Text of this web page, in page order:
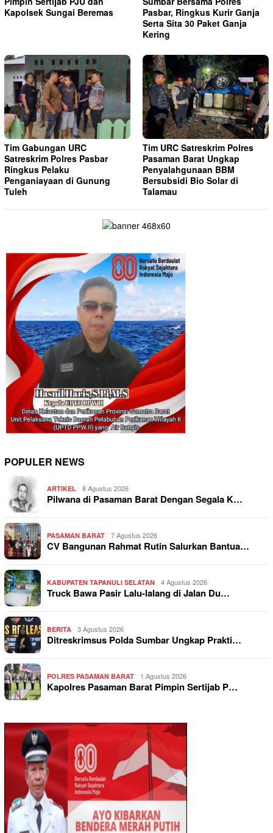
Kapolsek Sungai Beremas
Pasbar, Ringkus Kurir Ganja
Serta Sita 30 Paket Ganja
Kering
Tim Gabungan URC
Satreskrim Polres Pasbar
Ringkus Pelaku
Penganiayaan di Gunung
Tuleh
Tim URC Satreskrim Polres
Pasaman Barat Ungkap
Penyalahgunaan BBM
Bersubsidi Bio Solar di
Talamau
POPULER NEWS
ARTIKEL 8 Agustus 2026
Pilwana di Pasaman Barat Dengan Segala K…
PASAMAN BARAT 7 Agustus 2026
CV Bangunan Rahmat Rutin Salurkan Bantua…
KABUPATEN TAPANULI SELATAN 4 Agustus 2026
Truck Bawa Pasir Lalu-lalang di Jalan Du…
BERITA 3 Agustus 2026
Ditreskrimsus Polda Sumbar Ungkap Prakti…
POLRES PASAMAN BARAT 1 Agustus 2026
Kapolres Pasaman Barat Pimpin Sertijab P…